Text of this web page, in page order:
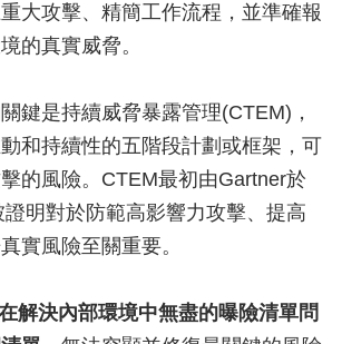
大攻擊、精簡工作流程，並準確報
的真實威脅。
鍵是持續威脅暴露管理(CTEM)，
和持續性的五階段計劃或框架，可
的風險。CTEM最初由Gartner於
明對於防範高影響力攻擊、提高
實風險至關重要。
解決內部環境中無盡的曝險清單問